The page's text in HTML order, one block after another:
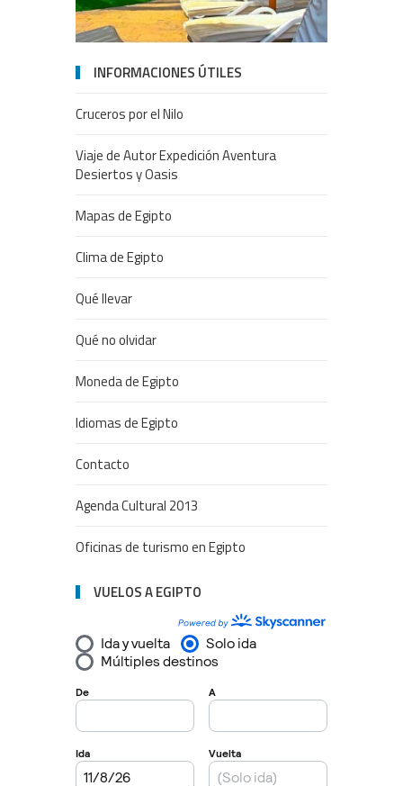
INFORMACIONES ÚTILES
Cruceros por el Nilo
Viaje de Autor Expedición Aventura
Desiertos y Oasis
Mapas de Egipto
Clima de Egipto
Qué llevar
Qué no olvidar
Moneda de Egipto
Idiomas de Egipto
Contacto
Agenda Cultural 2013
Oficinas de turismo en Egipto
VUELOS A EGIPTO